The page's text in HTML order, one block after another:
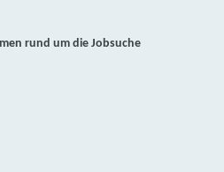
rund um die Jobsuche